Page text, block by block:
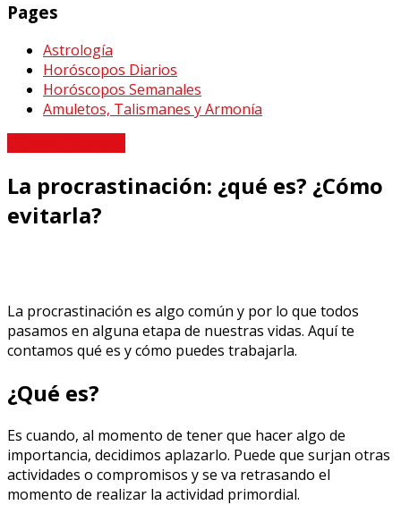
Pages
Astrología
Horóscopos Diarios
Horóscopos Semanales
Amuletos, Talismanes y Armonía
La procrastinación: ¿qué es? ¿Cómo
evitarla?
La procrastinación es algo común y por lo que todos
pasamos en alguna etapa de nuestras vidas. Aquí te
contamos qué es y cómo puedes trabajarla.
¿Qué es?
Es cuando, al momento de tener que hacer algo de
importancia, decidimos aplazarlo. Puede que surjan otras
actividades o compromisos y se va retrasando el
momento de realizar la actividad primordial.